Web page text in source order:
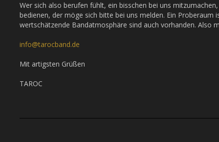
Wer sich also berufen fühlt, ein bisschen bei uns
bedienen, der möge sich bitte bei uns melden. Ein Proberaum
wertschätzende Bandatmosphäre sind auch vorhanden. Also
info@tarocband.de
Mit artigsten Grüßen
TAROC